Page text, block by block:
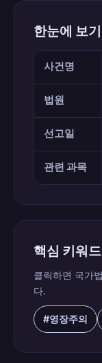
한눈에 보기
사건명
법원
선고일
관련 과목
핵심 키워드
클릭하면 국가
다.
#영장주의